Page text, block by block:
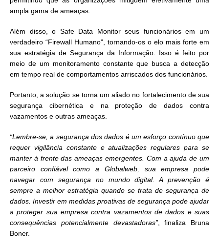
ampla gama de ameaças.
Além disso, o Safe Data Monitor seus funcionários em um
verdadeiro “Firewall Humano”, tornando-os o elo mais forte em
sua estratégia de Segurança da Informação. Isso é feito por
meio de um monitoramento constante que busca a detecção
em tempo real de comportamentos arriscados dos funcionários.
Portanto, a solução se torna um aliado no fortalecimento de sua
segurança cibernética e na proteção de dados contra
vazamentos e outras ameaças.
“Lembre-se, a segurança dos dados é um esforço contínuo que
requer vigilância constante e atualizações regulares para se
manter à frente das ameaças emergentes. Com a ajuda de um
parceiro confiável como a Globalweb, sua empresa pode
navegar com segurança no mundo digital. A prevenção é
sempre a melhor estratégia quando se trata de segurança de
dados. Investir em medidas proativas de segurança pode ajudar
a proteger sua empresa contra vazamentos de dados e suas
consequências potencialmente devastadoras”, finaliza Bruna
Boner.